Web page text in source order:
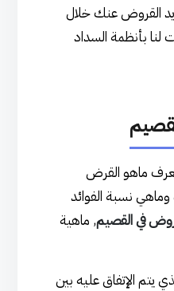
القروض عنك خلال
بأنظمة السداد
ماهو القرض
نسبة الفوائد
في القصيم, ماهية
يتم الإتفاق عليه بين